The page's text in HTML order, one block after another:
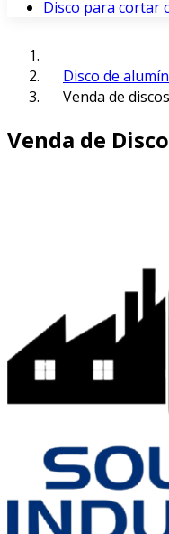
Disco para cortar
Disco de
Venda de
Venda de